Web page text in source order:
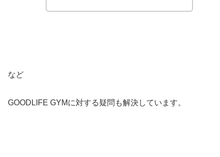
など
GOODLIFE GYMに対する疑問も解決しています。